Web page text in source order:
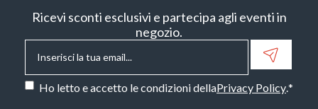
Ricevi sconti esclusivi e partecipa agli eventi in
negozio.
Email*
Consenso*
Ho letto e accetto le condizioni dellaPrivacy Policy.*